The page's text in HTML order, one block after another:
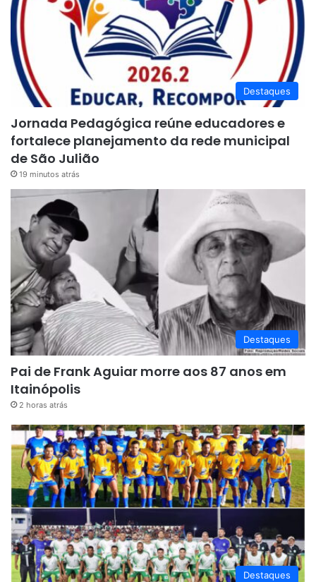
Destaques
Jornada Pedagógica reúne educadores e
fortalece planejamento da rede municipal
de São Julião
19 minutos atrás
Destaques
Pai de Frank Aguiar morre aos 87 anos em
Itainópolis
2 horas atrás
Destaques